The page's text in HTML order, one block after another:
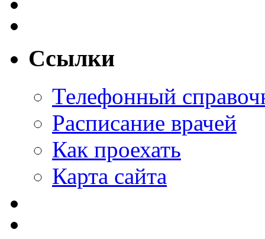
Ссылки
Телефонный
Расписание врачей
Как проехать
Карта сайта